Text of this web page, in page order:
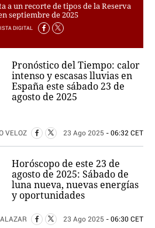
a un recorte de tipos de la Reserva
septiembre de 2025
DIGITAL
Pronóstico del Tiempo: calor
intenso y escasas lluvias en
España este sábado 23 de
agosto de 2025
VELOZ 23 Ago 2025 - 06:32 CET
Horóscopo de este 23 de
agosto de 2025: Sábado de
luna nueva, nuevas energías
y oportunidades
23 Ago 2025 - 06:30 CET